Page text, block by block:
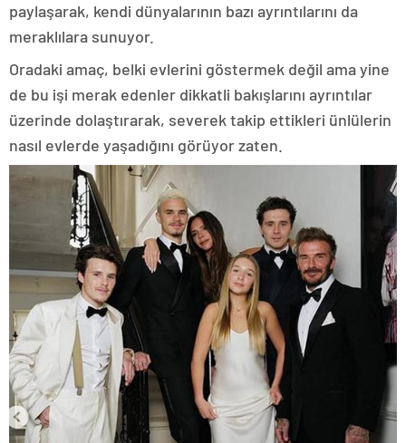
paylaşarak, kendi dünyalarının bazı ayrıntılarını da
meraklılara sunuyor.
Oradaki amaç, belki evlerini göstermek değil ama yine
de bu işi merak edenler dikkatli bakışlarını ayrıntılar
üzerinde dolaştırarak, severek takip ettikleri ünlülerin
nasıl evlerde yaşadığını görüyor zaten.